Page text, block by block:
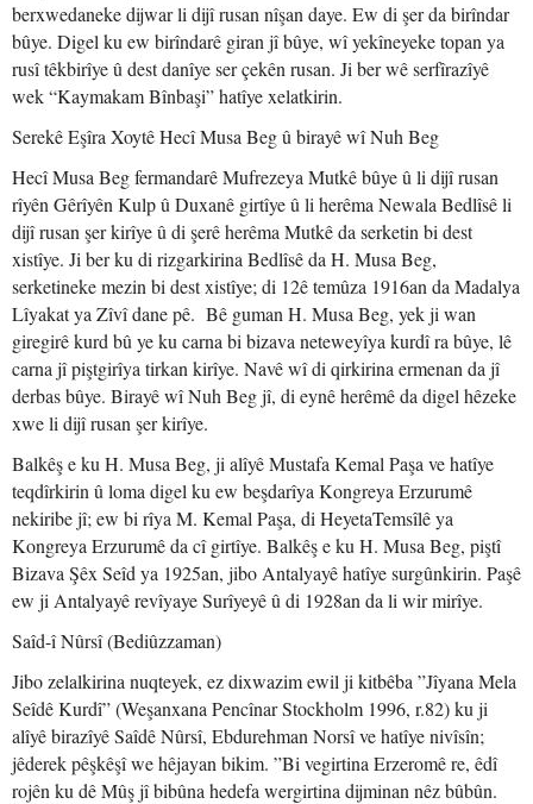
berxwedaneke dijwar li dijî rusan nîşan daye. Ew di şer da birîndar
bûye. Digel ku ew birîndarê giran jî bûye, wî yekîneyeke topan ya
rusî têkbirîye û dest danîye ser çekên rusan. Ji ber wê serfîrazîyê
wek “Kaymakam Bînbaşi” hatîye xelatkirin.
Serekê Eşîra Xoytê Hecî Musa Beg û birayê wî Nuh Beg
Hecî Musa Beg fermandarê Mufrezeya Mutkê bûye û li dijî rusan
rîyên Gêrîyên Kulp û Duxanê girtîye û li herêma Newala Bedlîsê li
dijî rusan şer kirîye û di şerê herêma Mutkê da serketin bi dest
xistîye. Ji ber ku di rizgarkirina Bedlîsê da H. Musa Beg,
serketineke mezin bi dest xistîye; di 12ê temûza 1916an da Madalya
Lîyakat ya Zîvî dane pê. Bê guman H. Musa Beg, yek ji wan
giregirê kurd bû ye ku carna bi bizava neteweyîya kurdî ra bûye, lê
carna jî piştgirîya tirkan kirîye. Navê wî di qirkirina ermenan da jî
derbas bûye. Birayê wî Nuh Beg jî, di eynê herêmê da digel hêzeke
xwe li dijî rusan şer kirîye.
Balkêş e ku H. Musa Beg, ji alîyê Mustafa Kemal Paşa ve hatîye
teqdîrkirin û loma digel ku ew beşdarîya Kongreya Erzurumê
nekiribe jî; ew bi rîya M. Kemal Paşa, di HeyetaTemsîlê ya
Kongreya Erzurumê da cî girtîye. Balkêş e ku H. Musa Beg, piştî
Bizava Şêx Seîd ya 1925an, jibo Antalyayê hatîye surgûnkirin. Paşê
ew ji Antalyayê revîyaye Surîyeyê û di 1928an da li wir mirîye.
Saîd-î Nûrsî (Bediûzzaman)
Jibo zelalkirina nuqteyek, ez dixwazim ewil ji kitbêba ”Jîyana Mela
Seîdê Kurdî” (Weşanxana Pencînar Stockholm 1996, r.82) ku ji
alîyê birazîyê Saîdê Nûrsî, Ebdurehman Norsî ve hatîye nivîsîn;
jêderek pêşkêşî we hêjayan bikim. ”Bi vegirtina Erzeromê re, êdî
rojên ku dê Mûş jî bibûna hedefa wergirtina dijminan nêz bûbûn.